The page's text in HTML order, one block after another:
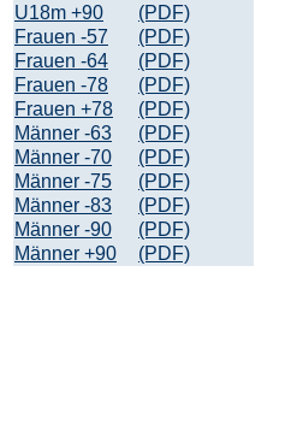
U18m +90
(PDF)
Frauen -57
(PDF)
Frauen -64
(PDF)
Frauen -78
(PDF)
Frauen +78
(PDF)
Männer -63
(PDF)
Männer -70
(PDF)
Männer -75
(PDF)
Männer -83
(PDF)
Männer -90
(PDF)
Männer +90
(PDF)